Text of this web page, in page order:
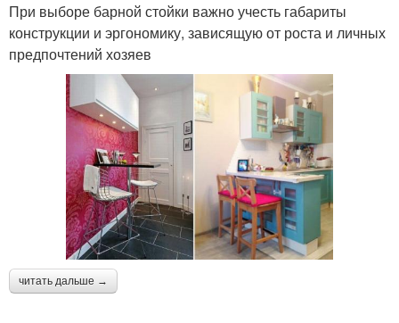
При выборе барной стойки важно учесть габариты
конструкции и эргономику, зависящую от роста и личных
предпочтений хозяев
читать дальше →